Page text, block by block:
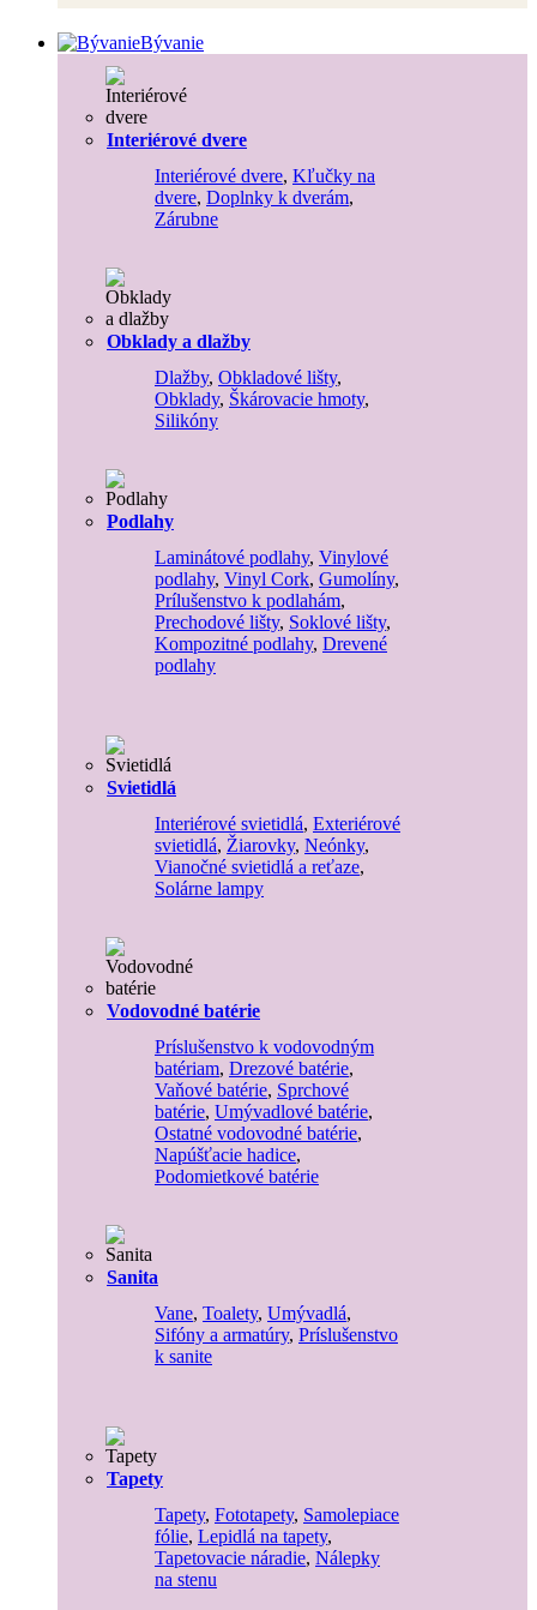
Bývanie
Interiérové dvere
Interiérové dvere, Kľučky na
dvere, Doplnky k dverám,
Zárubne
Obklady a dlažby
Dlažby, Obkladové lišty,
Obklady, Škárovacie hmoty,
Silikóny
Podlahy
Laminátové podlahy, Vinylové
podlahy, Vinyl Cork, Gumolíny,
Prílušenstvo k podlahám,
Prechodové lišty, Soklové lišty,
Kompozitné podlahy, Drevené
podlahy
Svietidlá
Interiérové svietidlá, Exteriérové
svietidlá, Žiarovky, Neónky,
Vianočné svietidlá a reťaze,
Solárne lampy
Vodovodné batérie
Príslušenstvo k vodovodným
batériam, Drezové batérie,
Vaňové batérie, Sprchové
batérie, Umývadlové batérie,
Ostatné vodovodné batérie,
Napúšťacie hadice,
Podomietkové batérie
Sanita
Vane, Toalety, Umývadlá,
Sifóny a armatúry, Príslušenstvo
k sanite
Tapety
Tapety, Fototapety, Samolepiace
fólie, Lepidlá na tapety,
Tapetovacie náradie, Nálepky
na stenu